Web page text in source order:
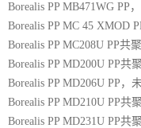
Borealis PP MB471WG PP
Borealis PP MC 45 XMOD
Borealis PP MC208U PP共
Borealis PP MD200U PP共
Borealis PP MD206U PP ，
Borealis PP MD210U PP共
Borealis PP MD231U PP共